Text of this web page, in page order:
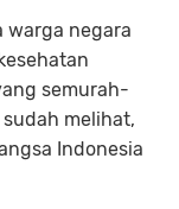
warga negara
semurah-
melihat,
Indonesia